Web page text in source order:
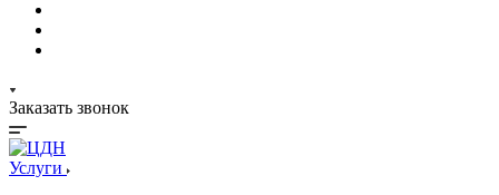
Заказать звонок
Услуги